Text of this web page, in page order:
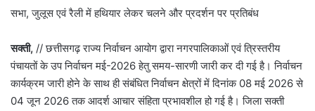
सभा, जुलूस एवं रैली में हथियार लेकर चलने और प्रदर्शन पर प्रतिबंध
सक्ती, // छत्तीसगढ़ राज्य निर्वाचन आयोग द्वारा नगरपालिकाओं एवं त्रिस्तरीय
पंचायतों के उप निर्वाचन मई-2026 हेतु समय-सारणी जारी कर दी गई है। निर्वाचन
कार्यक्रम जारी होने के साथ ही संबंधित निर्वाचन क्षेत्रों में दिनांक 08 मई 2026 से
04 जून 2026 तक आदर्श आचार संहिता प्रभावशील हो गई है। जिला सक्ती